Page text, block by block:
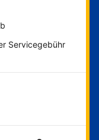
Servicegebühr